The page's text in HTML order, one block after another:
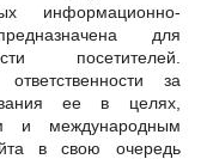
информационно-
для
посетителей.
за
ее в целях,
и международным
в свою очередь